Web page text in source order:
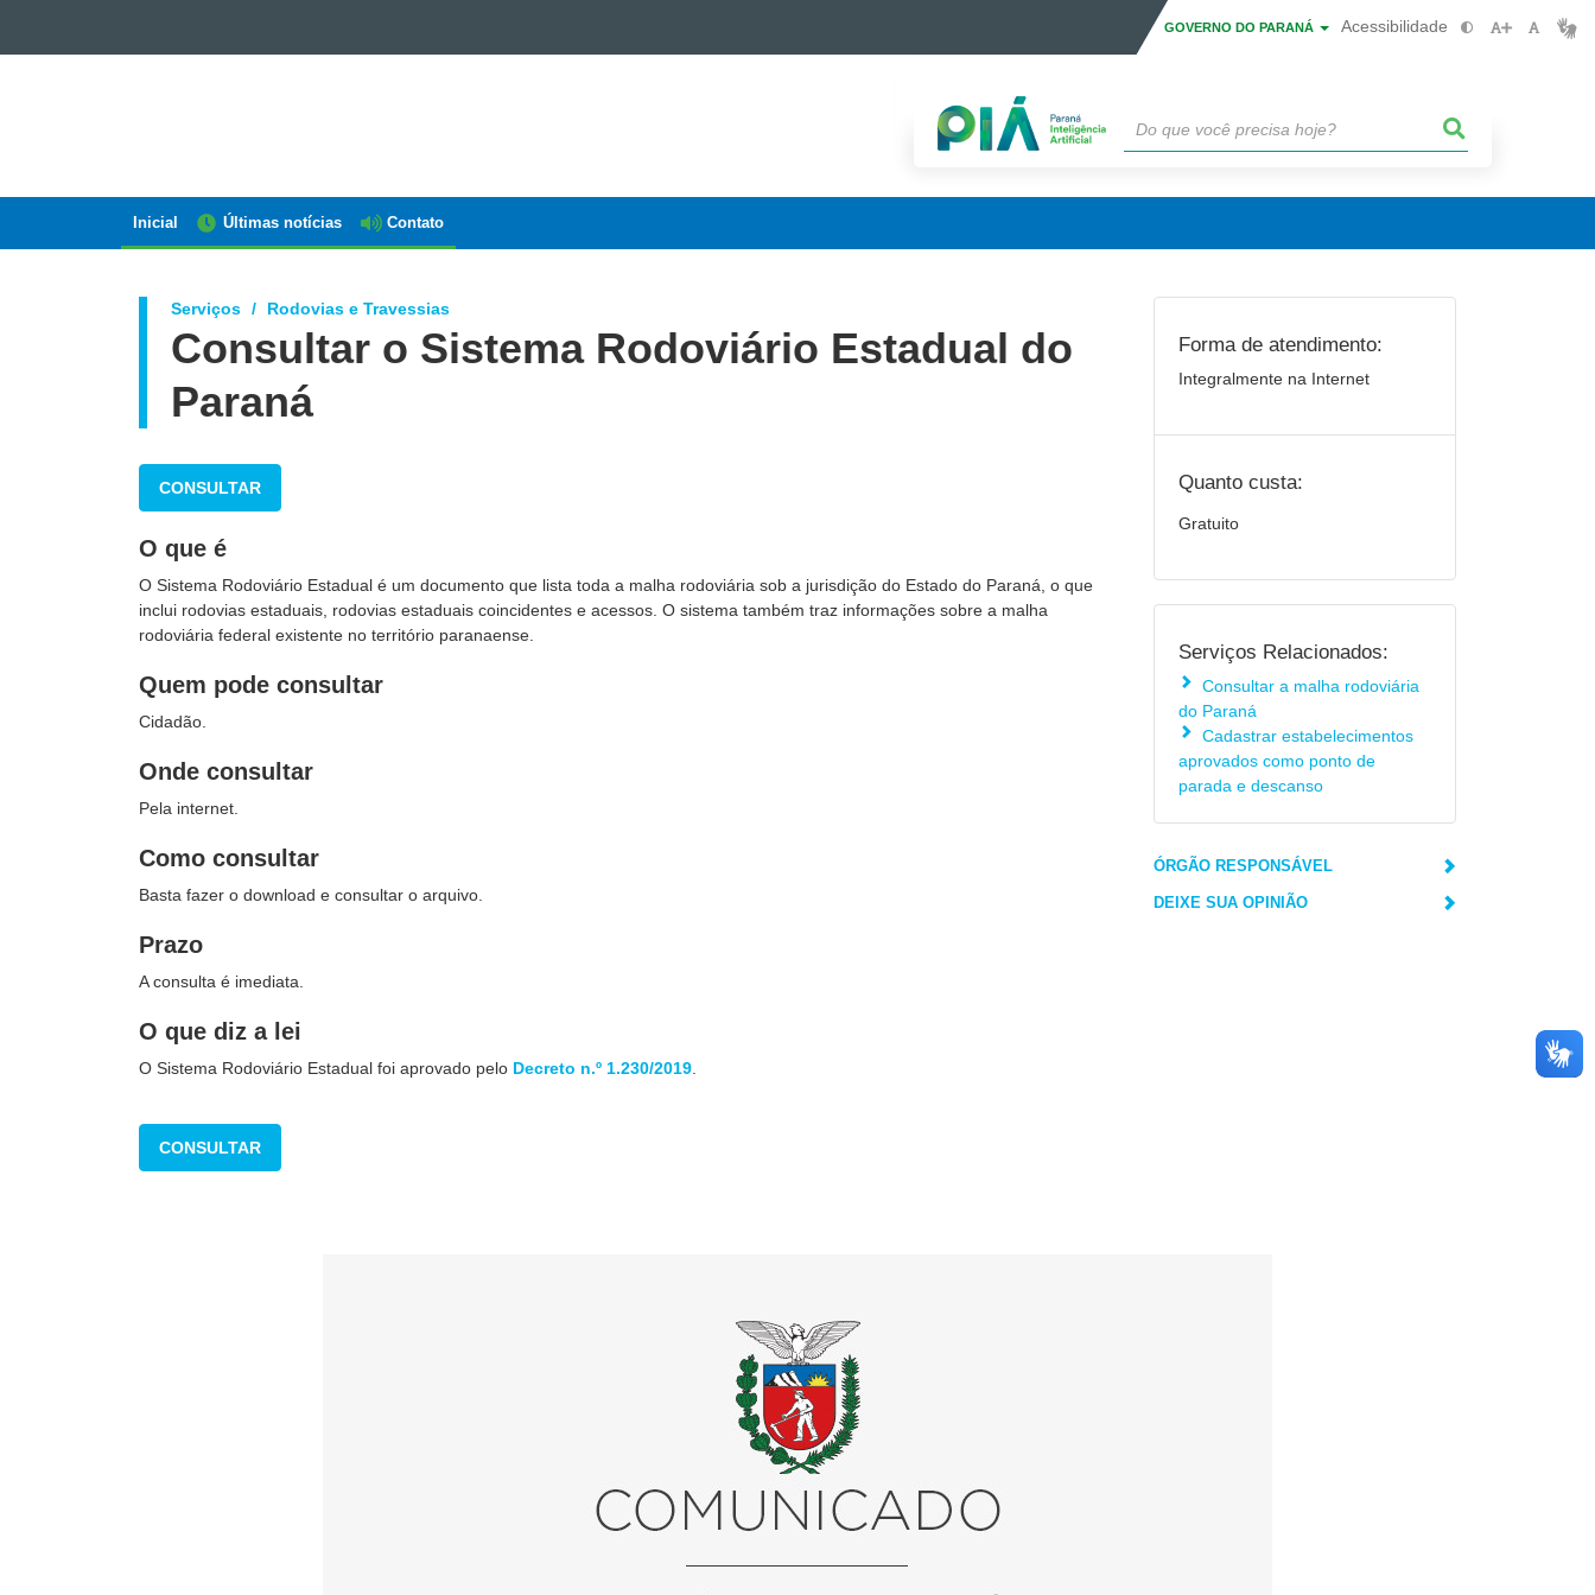
GOVERNO DO PARANÁ Acessibilidade
PARANÁ
Navegação
Inicial Últimas notícias Contato
Serviços Rodovias e Travessias
Consultar o Sistema Rodoviário Estadual do
Paraná
CONSULTAR
O que é
O Sistema Rodoviário Estadual é um documento que lista toda a malha rodoviária sob a jurisdição do Estado do Paraná, o que
inclui rodovias estaduais, rodovias estaduais coincidentes e acessos. O sistema também traz informações sobre a malha
rodoviária federal existente no território paranaense.
Quem pode consultar
Cidadão.
Onde consultar
Pela internet.
Como consultar
Basta fazer o download e consultar o arquivo.
Prazo
A consulta é imediata.
O que diz a lei
O Sistema Rodoviário Estadual foi aprovado pelo Decreto n.º 1.230/2019
CONSULTAR
Forma de atendimento:
Integralmente na Internet
Quanto custa:
Gratuito
Serviços Relacionados:
Consultar a malha rodoviária
do Paraná
Cadastrar estabelecimentos
aprovados como ponto de
parada e descanso
ÓRGÃO RESPONSÁVEL
DEIXE SUA OPINIÃO